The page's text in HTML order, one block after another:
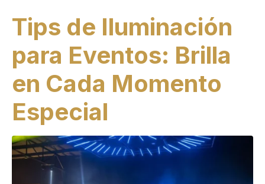
Tips de Iluminación
para Eventos: Brilla
en Cada Momento
Especial